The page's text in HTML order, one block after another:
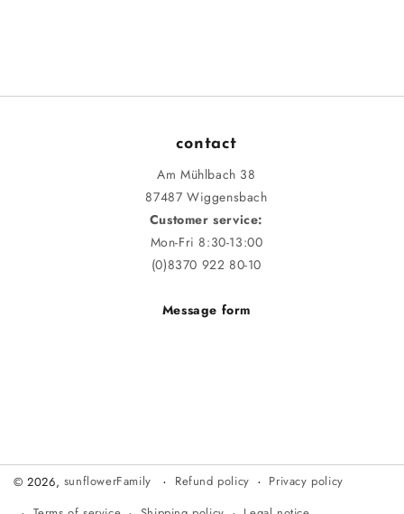
contact
Am Mühlbach 38
87487 Wiggensbach
Customer service:
Mon-Fri 8:30-13:00
(0)8370 922 80-10
Message form
© 2026, sunflowerFamily Refund policy
Privacy policy